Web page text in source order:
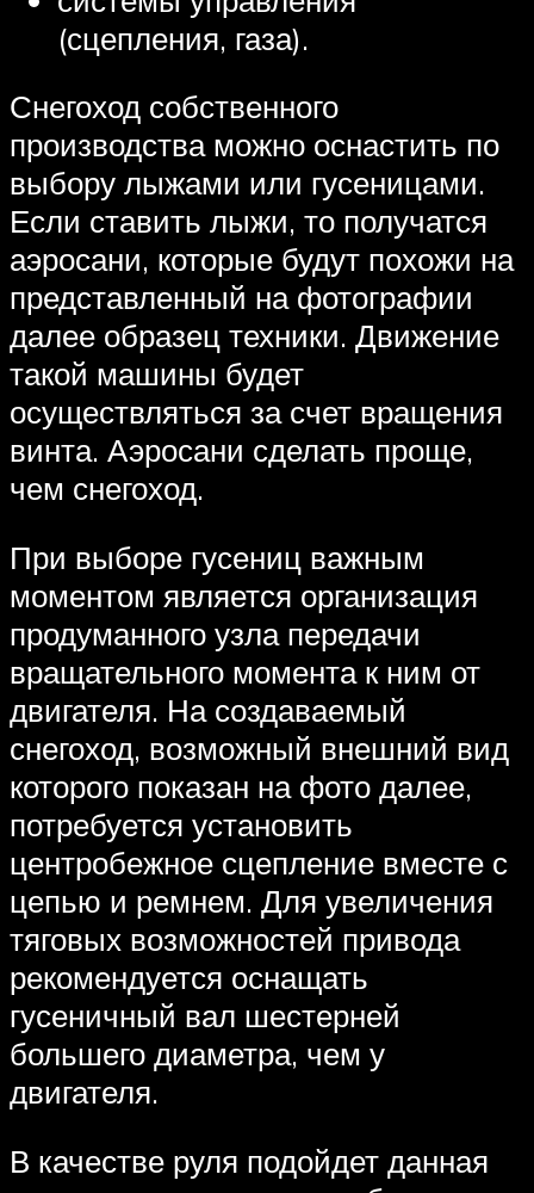
(сцепления, газа).
Снегоход собственного
производства можно оснастить по
выбору лыжами или гусеницами.
Если ставить лыжи, то получатся
аэросани, которые будут похожи на
представленный на фотографии
далее образец техники. Движение
такой машины будет
осуществляться за счет вращения
винта. Аэросани сделать проще,
чем снегоход.
При выборе гусениц важным
моментом является организация
продуманного узла передачи
вращательного момента к ним от
двигателя. На создаваемый
снегоход, возможный внешний вид
которого показан на фото далее,
потребуется установить
центробежное сцепление вместе с
цепью и ремнем. Для увеличения
тяговых возможностей привода
рекомендуется оснащать
гусеничный вал шестерней
большего диаметра, чем у
двигателя.
В качестве руля подойдет данная